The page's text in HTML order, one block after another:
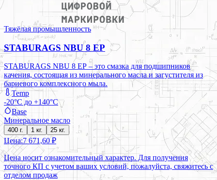
Тяжёлая промышленность
STABURAGS NBU 8 EP
STABURAGS NBU 8 ЕР – это смазка для подшипников
качения, состоящая из минерального масла и загустителя из
бариевого комплексного мыла.
Temp
-20°C до +140°C
Base
Минеральное масло
400 г. 1 кг. 25 кг.
Цена:7 671,60 ₽
Цена носит ознакомительный характер. Для получения
точного КП с учетом ваших условий, пожалуйста, свяжитесь с
отделом продаж